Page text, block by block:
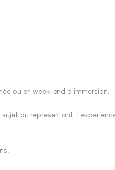
ou en week-end d’immersion.
ou représentant,